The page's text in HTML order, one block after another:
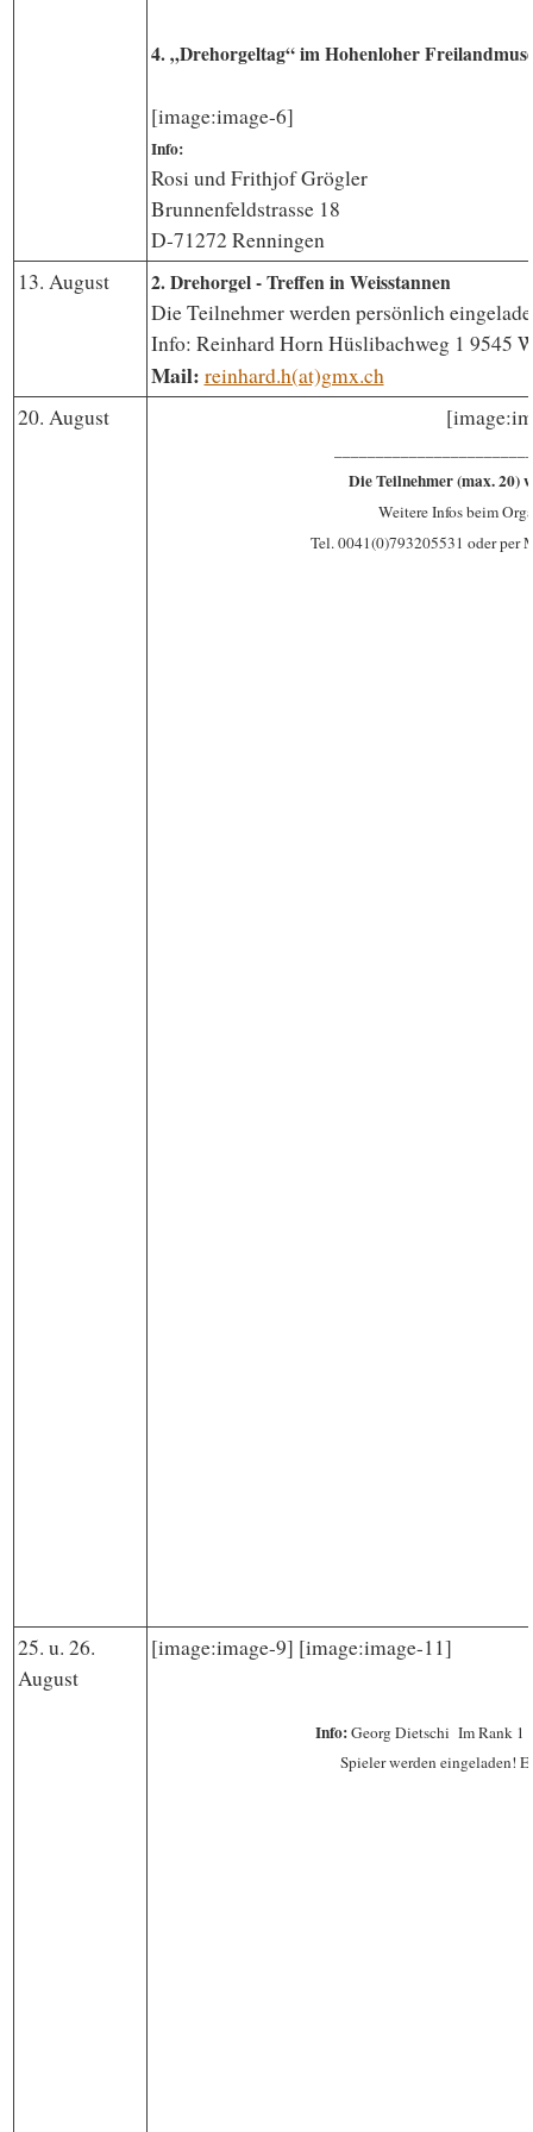
4. „Drehorgeltag“ im Hohenloher
[image:image-6]
Info:
Rosi und Frithjof Grögler
Brunnenfeldstrasse 18
D-71272 Renningen
13. August
2. Drehorgel - Treffen in Weisstannen
Die Teilnehmer werden persönlich
Info: Reinhard Horn Hüslibachweg 1 9545
Mail: reinhard.h(at)gmx.ch
20. August
Die Teilnehmer (max. 20)
Weitere Infos beim
Tel. 0041(0)793205531 oder per
25. u. 26.
August
[image:image-9] [image:image-11]
Info:Georg Dietschi Im Rank
Spieler werden eingeladen!